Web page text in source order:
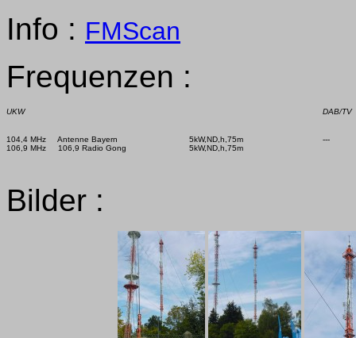
Info : FMScan
Frequenzen :
UKW
104,4 MHz     Antenne Bayern
5kW,ND,h,75m
DAB/TV
Bilder :